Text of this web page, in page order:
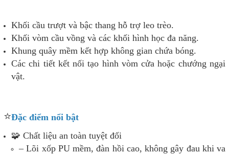
Khối cầu trượt và bậc thang hỗ trợ leo trèo.
Khối vòm cầu vồng và các khối hình học đa năng.
Khung quây mềm kết hợp không gian chứa bóng.
Các chi tiết kết nối tạo hình vòm cửa hoặc chướng ngại
vật.
⭐Đặc điểm nổi bật
🧩 Chất liệu an toàn tuyệt đối
– Lõi xốp PU mềm, đàn hồi cao, không gây đau khi va